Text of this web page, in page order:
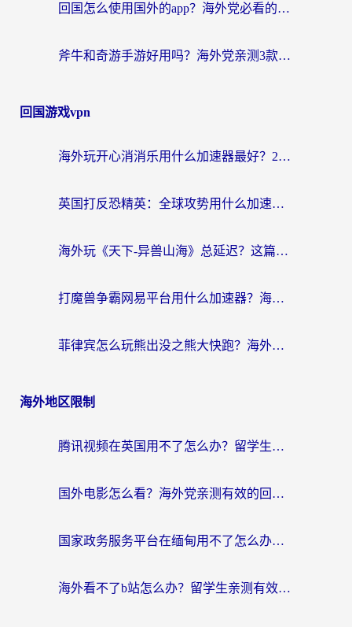
回国怎么使用国外的app？海外党必看的无缝访问国内资源全攻略
斧牛和奇游手游好用吗？海外党亲测3款回国加速器，选对才能无缝刷国内资源
回国游戏vpn
海外玩开心消消乐用什么加速器最好？2026真实体验指南，告别延迟卡顿
英国打反恐精英：全球攻势用什么加速器？2026年实测有效的国服游戏加速指南
海外玩《天下-异兽山海》总延迟？这篇延迟加速器指南帮你告别卡顿（附日本玩Sky光·遇最高警戒解决方案）
打魔兽争霸网易平台用什么加速器？海外党亲测有效的国服游戏加速指南
菲律宾怎么玩熊出没之熊大快跑？海外党国服游戏加速终极攻略（附3款热门游戏实测）
海外地区限制
腾讯视频在英国用不了怎么办？留学生亲测有效的回国加速器指南
国外电影怎么看？海外党亲测有效的回国加速器选择指南
国家政务服务平台在缅甸用不了怎么办？海外华人必看的回国加速全攻略
海外看不了b站怎么办？留学生亲测有效的回国加速器选择攻略，解决豆瓣音乐、美团外卖难题